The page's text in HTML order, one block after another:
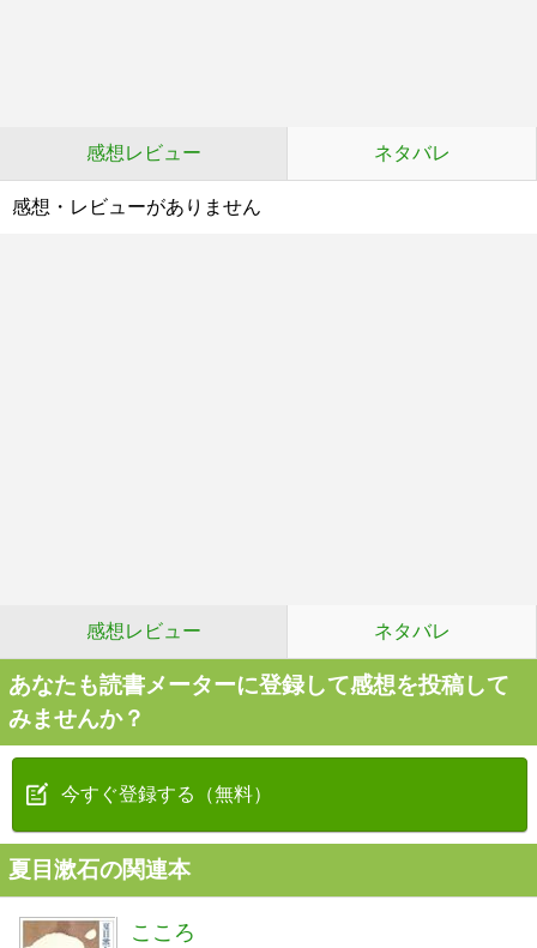
感想レビュー ネタバレ
感想・レビューがありません
感想レビュー ネタバレ
あなたも読書メーターに登録して感想を投稿して
みませんか？
今すぐ登録する（無料）
夏目漱石の関連本
こころ